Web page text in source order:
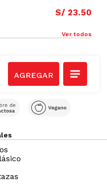
S/ 23.50
Ver todos